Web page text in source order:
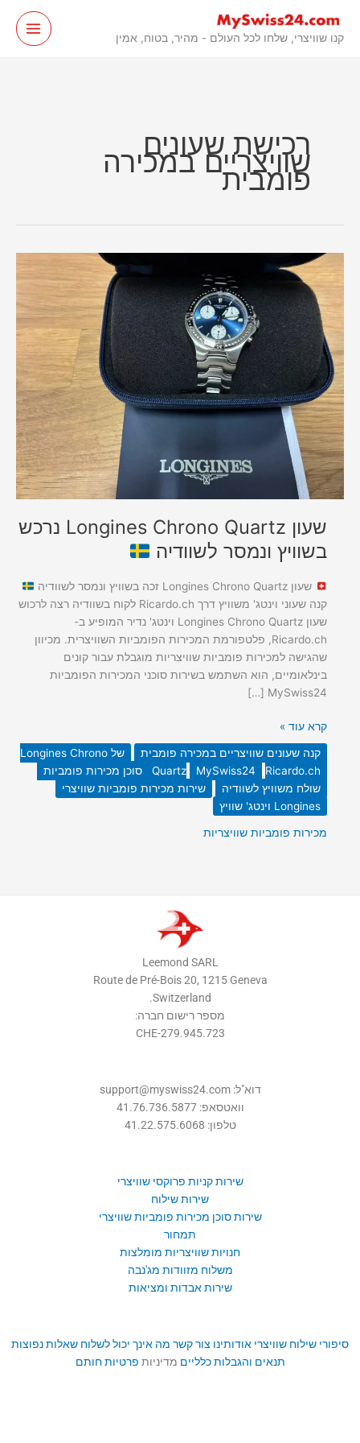
לתוכן
קנו שוויצרי, שלחו לכל העולם - מהיר, בטוח, אמין
רכישת שעונים
שוויצריים במכירה
פומבית
שעון Longines Chrono Quartz נרכש
בשוויץ ונמסר לשוודיה
שעון Longines Chrono Quartz זכה בשוויץ ונמסר לשוודיה
קנה שעוני וינטג' משוויץ דרך Ricardo.ch לקוח בשוודיה רצה לרכוש
שעון Longines Chrono Quartz וינטג' נדיר המופיע ב-
Ricardo.ch, פלטפורמת המכירות הפומביות השוויצרית. מכיוון
שהגישה למכירות פומביות שוויצריות מוגבלת עבור קונים
בינלאומיים, הוא השתמש בשירות סוכני המכירות הפומביות
MySwiss24 […]
שעון
Longines
Chrono
Quartz
נרכש
בשוויץ
ונמסר
לשוודיה
קרא עוד »
קנה שעונים שוויצריים במכירה פומבית
של Longines Chrono
Quartz
MySwiss24
Ricardo.ch סוכן מכירות פומביות
שולח משוויץ לשוודיה
שירות מכירות פומביות שוויצרי
Longines וינטג' שוויץ
מכירות פומביות שוויצריות
Leemond SARL
Route de Pré-Bois 20, 1215 Geneva
Switzerland.
מספר רישום חברה:
CHE-279.945.723
דוא"ל: support@myswiss24.com
וואטסאפ: 41.76.736.5877
טלפון: 41.22.575.6068
שירות קניות פרוקסי שוויצרי
שירות שילוח
שירות סוכן מכירות פומביות שוויצרי
תמחור
חנויות שוויצריות מומלצות
משלוח מזוודות מג'נבה
שירות אבדות ומציאות
סיפורי שילוח שוויצרי אודותינו צור קשר מה אינך יכול לשלוח שאלות נפוצות
תנאים והגבלות כלליים מדיניות פרטיות חותם